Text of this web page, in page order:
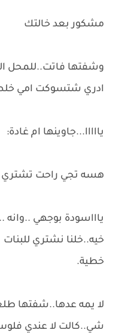
مشكور بعد خالتك
وشفتها فاتت..للمحل
ادري شتسوكت امي
يااااا...جاوينها ام غادة:
هسه تجي راحت تشتري
ياااسودة بوجهي ..وانه
خيه..خلنا نشتري
خطية.
لا يمه عدها..شفتها
شي..كالت لا عندي